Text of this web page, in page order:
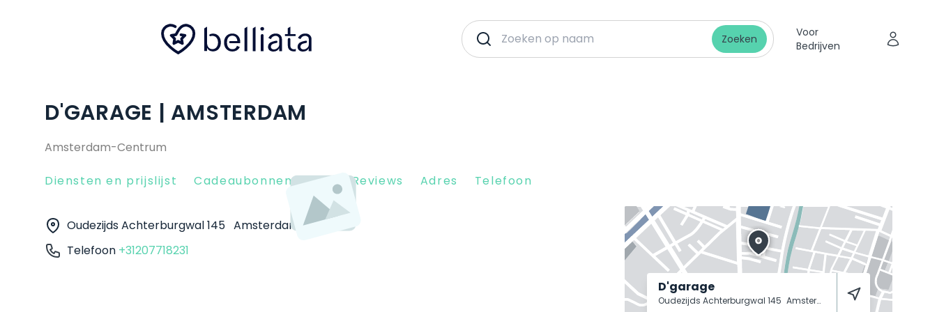
Zoeken
Voor
Bedrijven
D'GARAGE | AMSTERDAM
Amsterdam-Centrum
Diensten en prijslijst Cadeaubonnen Client Reviews Adres Telefoon
Oudezijds Achterburgwal 145 Amsterdam
1012 DG
Telefoon +31207718231
D'garage
Oudezijds Achterburgwal 145 Amsterdam 1012 DG